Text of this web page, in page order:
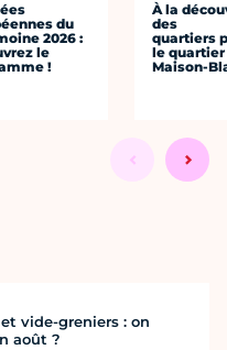
du
2026 :
le
!
À la
des
quartiers
le quartier
Maison-
vide-greniers : on
août ?